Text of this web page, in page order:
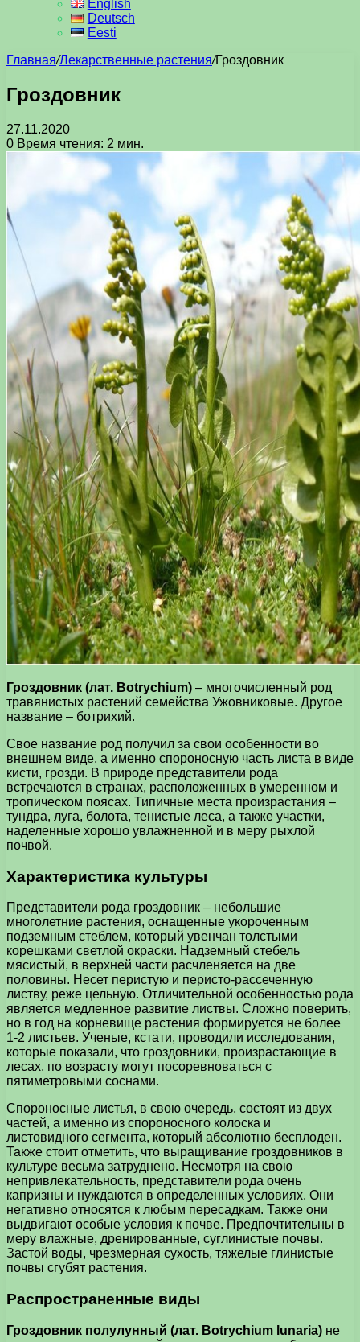
English
Deutsch
Eesti
Главная/Лекарственные растения/Гроздовник
Гроздовник
27.11.2020
0 Время чтения: 2 мин.
Гроздовник (лат. Botrychium) – многочисленный род
травянистых растений семейства Ужовниковые. Другое
название – ботрихий.
Свое название род получил за свои особенности во
внешнем виде, а именно спороносную часть листа в виде
кисти, грозди. В природе представители рода
встречаются в странах, расположенных в умеренном и
тропическом поясах. Типичные места произрастания –
тундра, луга, болота, тенистые леса, а также участки,
наделенные хорошо увлажненной и в меру рыхлой
почвой.
Характеристика культуры
Представители рода гроздовник – небольшие
многолетние растения, оснащенные укороченным
подземным стеблем, который увенчан толстыми
корешками светлой окраски. Надземный стебель
мясистый, в верхней части расчленяется на две
половины. Несет перистую и перисто-рассеченную
листву, реже цельную. Отличительной особенностью рода
является медленное развитие листвы. Сложно поверить,
но в год на корневище растения формируется не более
1-2 листьев. Ученые, кстати, проводили исследования,
которые показали, что гроздовники, произрастающие в
лесах, по возрасту могут посоревноваться с
пятиметровыми соснами.
Спороносные листья, в свою очередь, состоят из двух
частей, а именно из спороносного колоска и
листовидного сегмента, который абсолютно бесплоден.
Также стоит отметить, что выращивание гроздовников в
культуре весьма затруднено. Несмотря на свою
непривлекательность, представители рода очень
капризны и нуждаются в определенных условиях. Они
негативно относятся к любым пересадкам. Также они
выдвигают особые условия к почве. Предпочтительны в
меру влажные, дренированные, суглинистые почвы.
Застой воды, чрезмерная сухость, тяжелые глинистые
почвы сгубят растения.
Распространенные виды
Гроздовник полулунный (лат. Botrychium lunaria) не